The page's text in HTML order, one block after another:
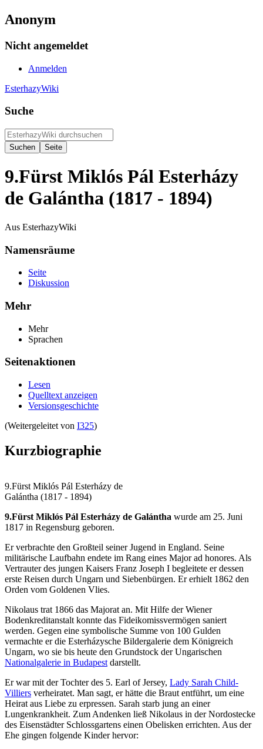
Anonym
Nicht angemeldet
Anmelden
EsterhazyWiki
Suche
9.Fürst Miklós Pál Esterházy
de Galántha (1817 - 1894)
Aus EsterhazyWiki
Namensräume
Seite
Diskussion
Mehr
Mehr
Sprachen
Seitenaktionen
Lesen
Quelltext anzeigen
Versionsgeschichte
(Weitergeleitet von I325)
Kurzbiographie
9.Fürst Miklós Pál Esterházy de
Galántha (1817 - 1894)
9.Fürst Miklós Pál Esterházy de Galántha wurde am 25. Juni
1817 in Regensburg geboren.
Er verbrachte den Großteil seiner Jugend in England. Seine
militärische Laufbahn endete im Rang eines Major ad honores. Als
Vertrauter des jungen Kaisers Franz Joseph I begleitete er dessen
erste Reisen durch Ungarn und Siebenbürgen. Er erhielt 1862 den
Orden vom Goldenen Vlies.
Nikolaus trat 1866 das Majorat an. Mit Hilfe der Wiener
Bodenkreditanstalt konnte das Fideikomissvermögen saniert
werden. Gegen eine symbolische Summe von 100 Gulden
vermachte er die Esterházysche Bildergalerie dem Königreich
Ungarn, wo sie bis heute den Grundstock der Ungarischen
Nationalgalerie in Budapest darstellt.
Er war mit der Tochter des 5. Earl of Jersey, Lady Sarah Child-
Villiers verheiratet. Man sagt, er hätte die Braut entführt, um eine
Heirat aus Liebe zu erpressen. Sarah starb jung an einer
Lungenkrankheit. Zum Andenken ließ Nikolaus in der Nordostecke
des Eisenstädter Schlossgartens einen Obelisken errichten. Aus der
Ehe gingen folgende Kinder hervor: